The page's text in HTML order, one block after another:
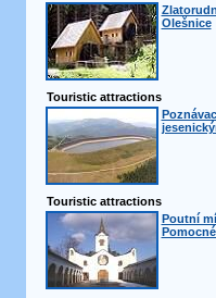
Olešnice
Touristic attractions
Touristic attractions
Poutní